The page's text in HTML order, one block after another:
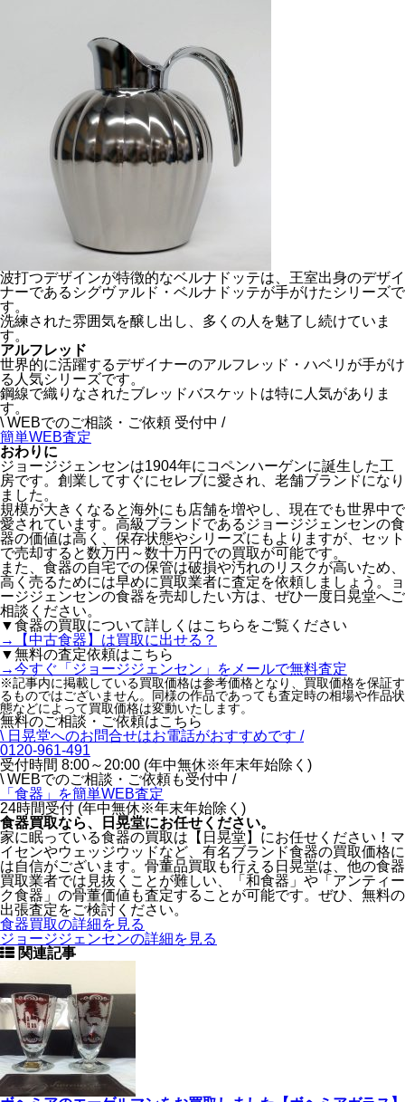
波打つデザインが特徴的なベルナドッテは、王室出身のデザイ
ナーであるシグヴァルド・ベルナドッテが手がけたシリーズで
す。
洗練された雰囲気を醸し出し、多くの人を魅了し続けていま
す。
アルフレッド
世界的に活躍するデザイナーのアルフレッド・ハベリが手がけ
る人気シリーズです。
鋼線で織りなされたブレッドバスケットは特に人気がありま
す。
\ WEBでのご相談・ご依頼 受付中 /
簡単WEB査定
おわりに
ジョージジェンセンは1904年にコペンハーゲンに誕生した工
房です。創業してすぐにセレブに愛され、老舗ブランドになり
ました。
規模が大きくなると海外にも店舗を増やし、現在でも世界中で
愛されています。高級ブランドであるジョージジェンセンの食
器の価値は高く、保存状態やシリーズにもよりますが、セット
で売却すると数万円～数十万円での買取が可能です。
また、食器の自宅での保管は破損や汚れのリスクが高いため、
高く売るためには早めに買取業者に査定を依頼しましょう。ョ
ージジェンセンの食器を売却したい方は、ぜひ一度日晃堂へご
相談ください。
▼食器の買取について詳しくはこちらをご覧ください
→【中古食器】は買取に出せる？
▼無料の査定依頼はこちら
→今すぐ「ジョージジェンセン」をメールで無料査定
※記事内に掲載している買取価格は参考価格となり、買取価格を保証す
るものではございません。同様の作品であっても査定時の相場や作品状
態などによって買取価格は変動いたします。
無料のご相談・ご依頼はこちら
\ 日晃堂へのお問合せはお電話がおすすめです /
0120-961-491
受付時間 8:00～20:00 (年中無休※年末年始除く)
\ WEBでのご相談・ご依頼も受付中 /
「食器」を簡単WEB査定
24時間受付 (年中無休※年末年始除く)
食器買取なら、
日晃堂にお任せください。
家に眠っている食器の買取は【日晃堂】にお任せください！マ
イセンやウェッジウッドなど、有名ブランド食器の買取価格に
は自信がございます。骨董品買取も行える日晃堂は、他の食器
買取業者では見抜くことが難しい、「和食器」や「アンティー
ク食器」の骨董価値も査定することが可能です。ぜひ、無料の
出張査定をご検討ください。
食器買取の詳細を見る
ジョージジェンセンの詳細を見る
関連記事